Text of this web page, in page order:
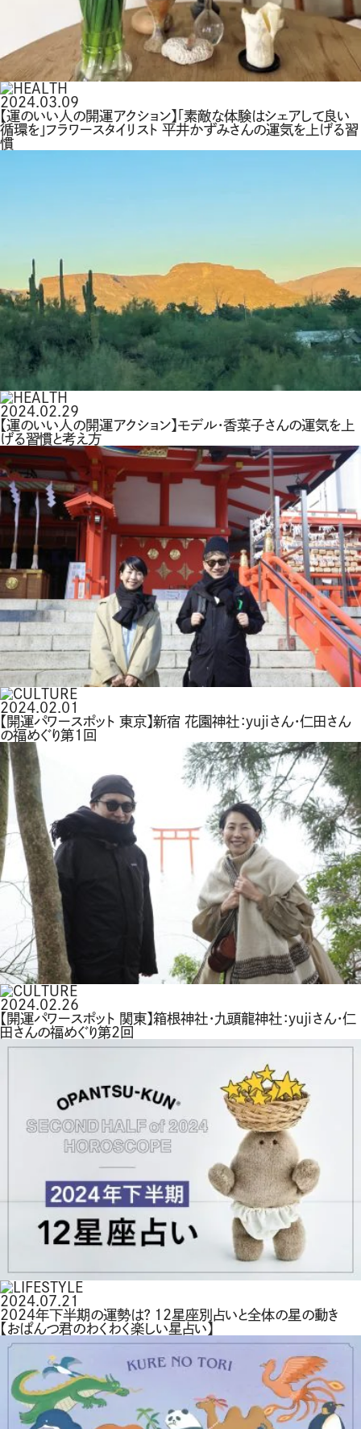
2024.03.09
【運のいい人の開運アクション】「素敵な体験はシェアして良い
循環を」フラワースタイリスト 平井かずみさんの運気を上げる習
慣
2024.02.29
【運のいい人の開運アクション】モデル・香菜子さんの運気を上
げる習慣と考え方
2024.02.01
【開運パワースポット 東京】新宿 花園神社：yujiさん・仁田さん
の福めぐり第1回
2024.02.26
【開運パワースポット 関東】箱根神社・九頭龍神社：yujiさん・仁
田さんの福めぐり第2回
2024.07.21
2024年下半期の運勢は？ 12星座別占いと全体の星の動き
【おぱんつ君のわくわく楽しい星占い】